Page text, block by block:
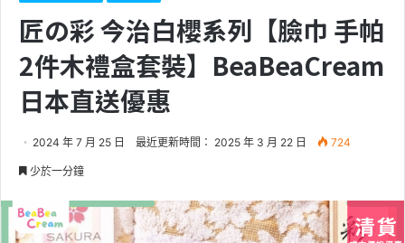
匠の彩 今治白櫻系列【臉巾 手帕
2件木禮盒套裝】BeaBeaCream
日本直送優惠
2024 年 7 月 25 日 最近更新時間： 2025 年 3 月 22 日 724
少於一分鐘